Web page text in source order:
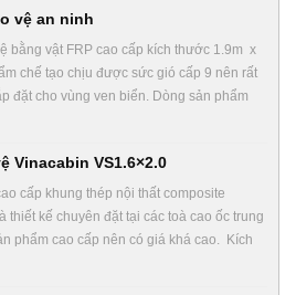
vệ an ninh
bằng vật FRP cao cấp kích thước 1.9m x
chế tạo chịu được sức gió cấp 9 nên rất
đặt cho vùng ven biển. Dòng sản phẩm
Vinacabin VS1.6×2.0
cấp khung thép nội thất composite
thiết kế chuyên đặt tại các toà cao ốc trung
phẩm cao cấp nên có giá khá cao. Kích